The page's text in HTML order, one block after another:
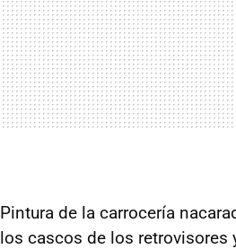
Pintura de la carrocería
los cascos de los retrovisores